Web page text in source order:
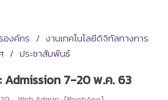
องค์กร
งานเทคโนโลยีดิจิทัลทางการ
ประชาสัมพันธ์
Admission 7-20 พ.ค. 63